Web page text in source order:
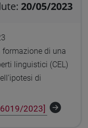
20/05/2023
formazione di una
linguistici (CEL)
di
2023]